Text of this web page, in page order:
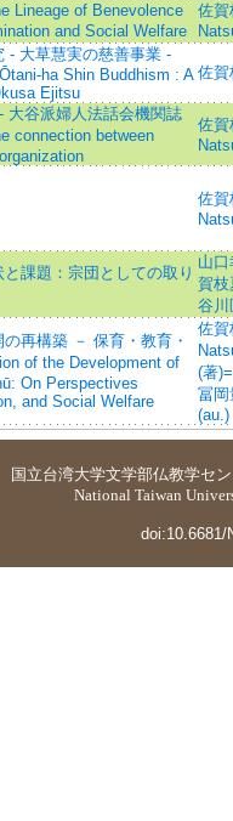
Lineage of Benevolence
and Social Welfare
佐賀
- 大草慧実の慈善事業 -
ha Shin Buddhism : A
Ejitsu
佐賀
大谷派婦人法話会機関誌
connection between
佐賀
佐賀
課題：宗団としての取り
山
賀枝
谷川
再構築 － 保育・教育・
of the Development of
On Perspectives
and Social Welfare
佐賀
(著
冨岡
(au.)
国立台湾大学文学部仏教学セ
National Taiwan
doi:10.6681/